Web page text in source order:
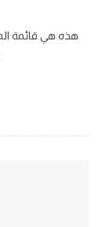
هذه هي قائمة